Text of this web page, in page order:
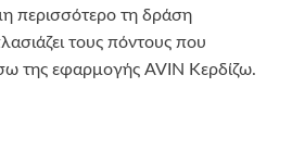
περισσότερο τη δράση
τους πόντους που
της εφαρμογής AVIN Κερδίζω.